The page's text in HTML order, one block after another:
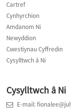
Cartref
Cynhyrchion
Amdanom Ni
Newyddion
Cwestiynau Cyffredin
Cysylltwch â Ni
Cysylltwch â Ni
E-mail: